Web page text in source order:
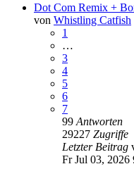
Dot Com Remix +
von Whistling Catfish
1
…
3
4
5
6
7
99 Antworten
29227 Zugriffe
Letzter Beitrag
Fr Jul 03, 2026